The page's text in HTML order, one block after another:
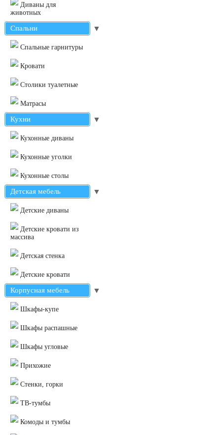
Диваны для
животных
Спальни ▼
Cпальные гарнитуры
Кровати
Столики туалетные
Матрасы
Кухни ▼
Кухонные диваны
Кухонные уголки
Кухонные столы
Детская мебель ▼
Детские диваны
Детские кровати из
массива
Детская стенка
Детские кровати
Корпусная мебель ▼
Шкафы-купе
Шкафы распашные
Шкафы угловые
Прихожие
Стенки, горки
ТВ-тумбы
Комоды и тумбы